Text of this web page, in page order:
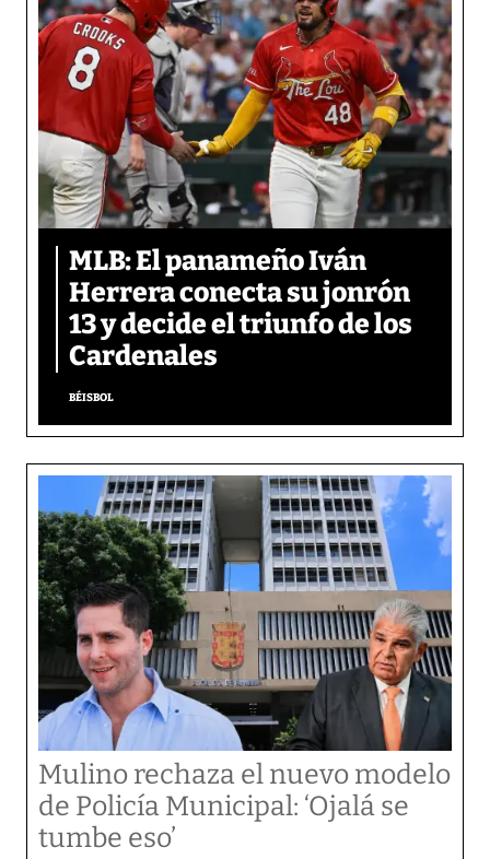
MLB: El panameño Iván
Herrera conecta su jonrón
13 y decide el triunfo de los
Cardenales
BÉISBOL
Mulino rechaza el nuevo modelo
de Policía Municipal: ‘Ojalá se
tumbe eso’